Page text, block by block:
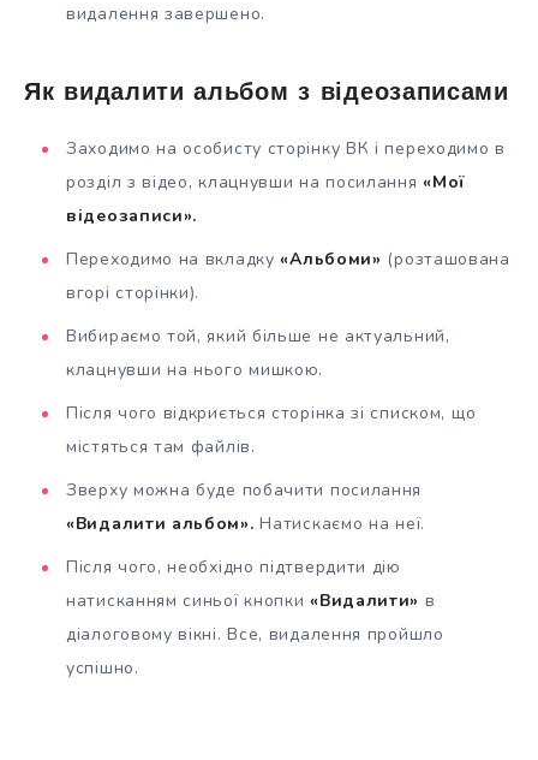
видалення завершено.
Як видалити альбом з відеозаписами
Заходимо на особисту сторінку ВК і переходимо в
розділ з відео, клацнувши на посилання«Мої
відеозаписи».
Переходимо на вкладку«Альбоми» (розташована
вгорі сторінки).
Вибираємо той, який більше не актуальний,
клацнувши на нього мишкою.
Після чого відкриється сторінка зі списком, що
містяться там файлів.
Зверху можна буде побачити посилання
«Видалити альбом». Натискаємо на неї.
Після чого, необхідно підтвердити дію
натисканням синьої кнопки «Видалити» в
діалоговому вікні. Все, видалення пройшло
успішно.